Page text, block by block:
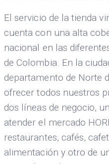
El servicio de la tienda
cuenta con una alta
nacional en las
de Colombia. En la
departamento de Norte
ofrecer todos nuestros
dos líneas de negocio,
atender el mercado
restaurantes, cafés,
alimentación y otro de